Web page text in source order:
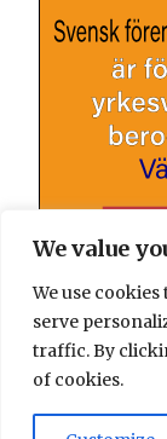
We value
We use
serve
traffic. By
of cookies.